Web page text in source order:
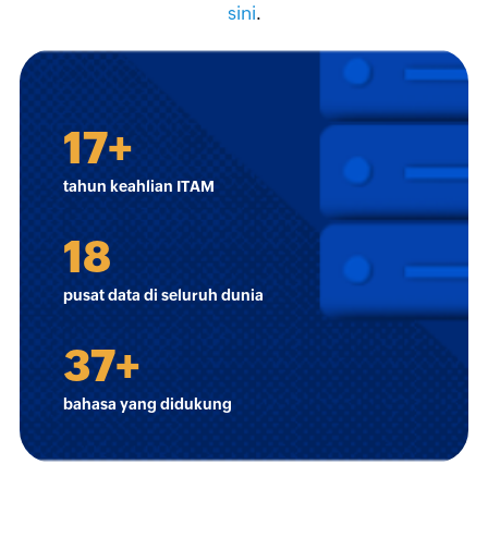
sini.
17+
tahun keahlian ITAM
18
pusat data di seluruh dunia
37+
bahasa yang didukung